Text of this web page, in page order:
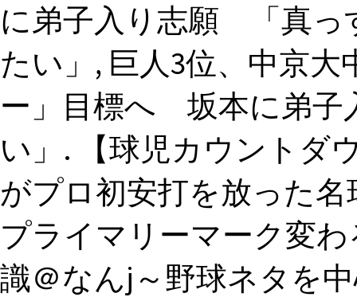
に弟子入り志願 「真っ
たい」, 巨人3位、中京
ー」目標へ 坂本に弟子
い」. 【球児カウントダ
がプロ初安打を放った
プライマリーマーク変わ
識＠なんj～野球ネタを